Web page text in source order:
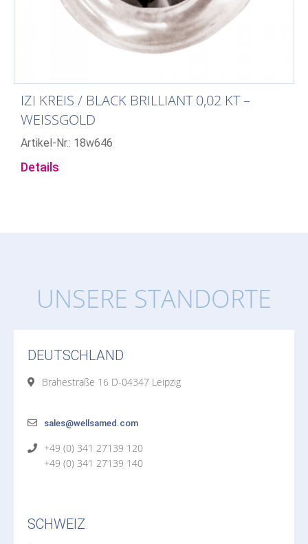
IZI KREIS / BLACK BRILLIANT 0,02 KT –
WEISSGOLD
Artikel-Nr.: 18w646
Details
UNSERE STANDORTE
DEUTSCHLAND
Brahestraße 16 D-04347 Leipzig
sales@wellsamed.com
+49 (0) 341 27139 120
+49 (0) 341 27139 140
SCHWEIZ